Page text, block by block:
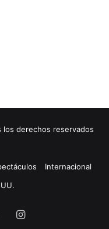
derechos reservados
Internacional
Instagram